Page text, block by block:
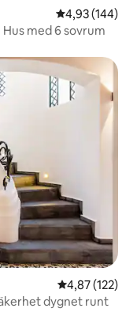
4,93 av 5 i
4,93 (144)
med 6 sovrum
4,87 av 5 i
4,87 (122)
dygnet runt